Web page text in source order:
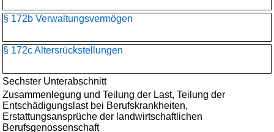
§ 172b Verwaltungsvermögen
§ 172c Altersrückstellungen
Sechster Unterabschnitt
Zusammenlegung und Teilung der Last, Teilung der
Entschädigungslast bei Berufskrankheiten,
Erstattungsansprüche der landwirtschaftlichen
Berufsgenossenschaft